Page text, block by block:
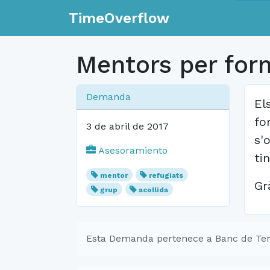
TimeOverflow
Mentors per
Demanda
3 de abril de 2017
Asesoramiento
mentor
refugiats
grup
acollida
Esta Demanda pertenece a Banc de